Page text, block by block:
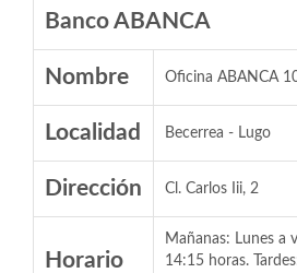
Banco ABANCA
Nombre Oficina ABANCA
Localidad Becerrea - Lugo
Dirección Cl. Carlos Iii, 2
Horario
Mañanas: Lunes a
14:15 horas.